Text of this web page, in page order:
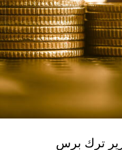
ترك برس